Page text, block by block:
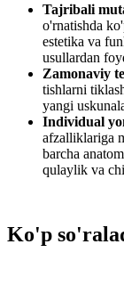
Tajribali
o'rnatishda
estetika va
usullardan
Zamonaviy
tishlarni
yangi
Individual
afzalliklariga
barcha
qulaylik va
Ko'p